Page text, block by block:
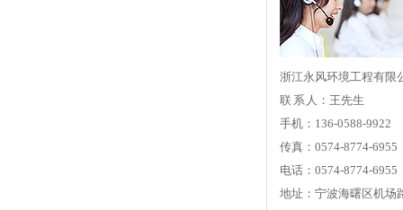
浙江永风环境工程有限
联 系 人：王先生
手机：136-0588-9922
传真：0574-8774-6955
电话：0574-8774-6955
地址：宁波海曙区机场